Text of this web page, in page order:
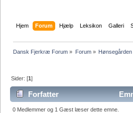
Hjem Forum Hjælp Leksikon Galleri
Dansk Fjerkræ Forum » Forum» Hønsegården
Sider: [1]
Forfatter
0 Medlemmer og 1 Gæst læser dette emne.